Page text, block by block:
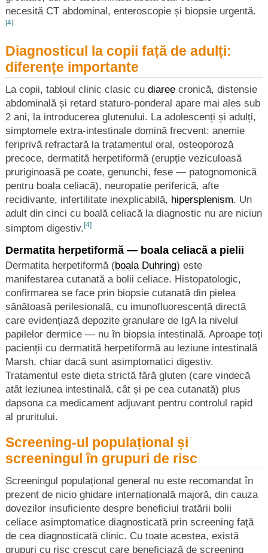
necesită CT abdominal, enteroscopie și biopsie urgentă.
[4]
Diagnosticul la copii față de adulți:
diferențe importante
La copii, tabloul clinic clasic cu diareecronică, distensie
abdominală și retard staturo-ponderal apare mai ales sub
2 ani, la introducerea glutenului. La adolescenți și adulți,
simptomele extra-intestinale domină frecvent: anemie
feriprivă refractară la tratamentul oral, osteoporoză
precoce, dermatită herpetiformă (erupție veziculoasă
pruriginoasă pe coate, genunchi, fese — patognomonică
pentru boala celiacă), neuropatie periferică, afte
recidivante, infertilitate inexplicabilă, hipersplenism. Un
adult din cinci cu boală celiacă la diagnostic nu are niciun
simptom digestiv. [4]
Dermatita herpetiformă — boala celiacă a pielii
Dermatita herpetiformă (boala Duhring) este
manifestarea cutanată a bolii celiace. Histopatologic,
confirmarea se face prin biopsie cutanată din pielea
sănătoasă perilesională, cu imunofluorescență directă
care evidențiază depozite granulare de IgA la nivelul
papilelor dermice — nu în biopsia intestinală. Aproape toți
pacienții cu dermatită herpetiformă au leziune intestinală
Marsh, chiar dacă sunt asimptomatici digestiv.
Tratamentul este dieta strictă fără gluten (care vindecă
atât leziunea intestinală, cât și pe cea cutanată) plus
dapsona ca medicament adjuvant pentru controlul rapid
al pruritului.
Screening-ul populațional și
screeningul în grupuri de risc
Screeningul populațional general nu este recomandat în
prezent de nicio ghidare internațională majoră, din cauza
dovezilor insuficiente despre beneficiul tratării bolii
celiace asimptomatice diagnosticată prin screening față
de cea diagnosticată clinic. Cu toate acestea, există
grupuri cu risc crescut care beneficiază de screening